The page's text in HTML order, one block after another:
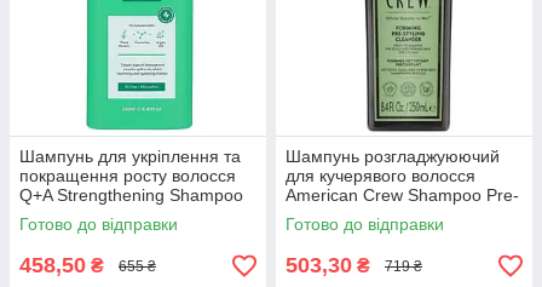
Шампунь для укріплення та
покращення росту волосся
Q+A Strengthening Shampoo
250 мл
Готово до відправки
458,50 ₴ 655 ₴
Шампунь розгладжуюючий
для кучерявого волосся
American Crew Shampoo Pre-
styling Forming 250 мл
Готово до відправки
503,30 ₴ 719 ₴